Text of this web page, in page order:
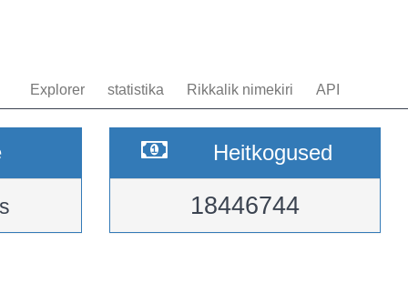
Explorer statistika Rikkalik nimekiri API
Heitkogused
18446744